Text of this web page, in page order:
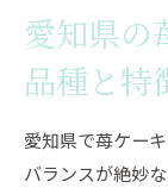
苺とケ
愛知
苺ケー
苺を活
地元の
愛知県の
品種と特
愛知県で苺ケー
バランスが絶妙